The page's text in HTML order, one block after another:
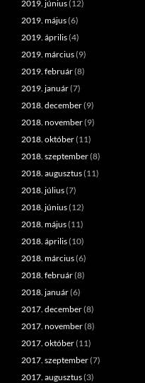
2019. június(12)
2019. május(6)
2019. április(4)
2019. március(9)
2019. február(8)
2019. január(7)
2018. december(9)
2018. november(9)
2018. október(11)
2018. szeptember(8)
2018. augusztus(11)
2018. július(7)
2018. június(12)
2018. május(11)
2018. április(10)
2018. március(6)
2018. február(8)
2018. január(6)
2017. december(8)
2017. november(8)
2017. október(11)
2017. szeptember(7)
2017. augusztus(3)